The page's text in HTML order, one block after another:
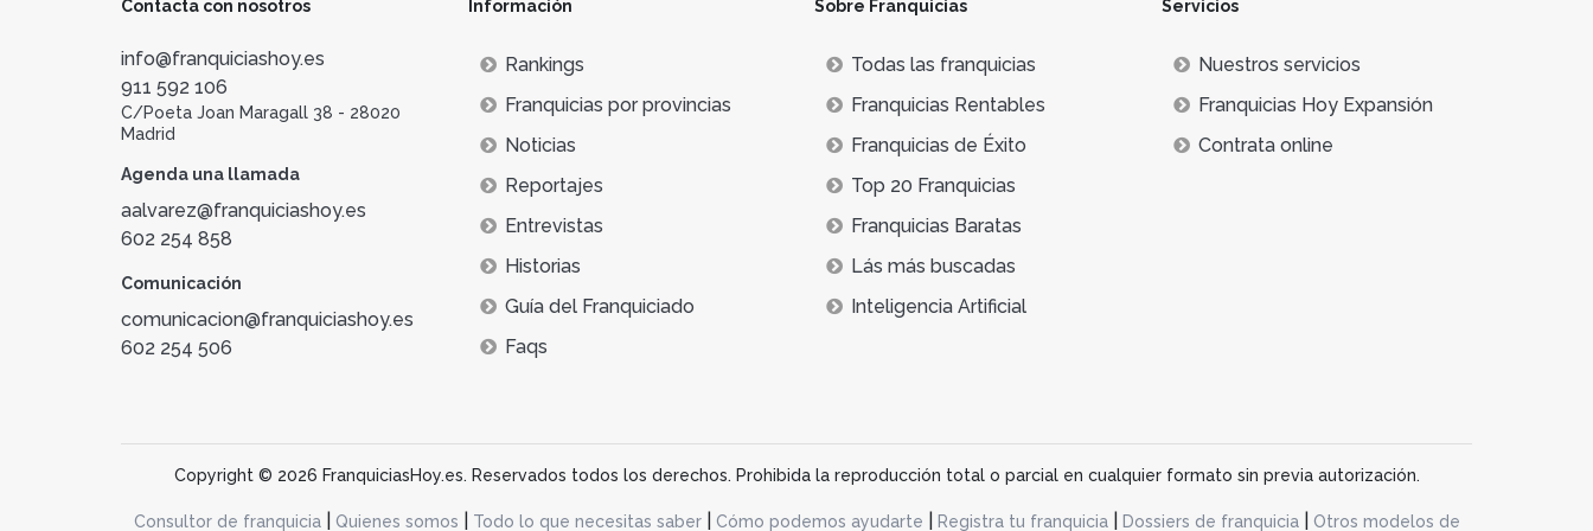
Contacta con nosotros
info@franquiciashoy.es
911 592 106
C/Poeta Joan Maragall 38 - 28020
Madrid
Agenda una llamada
aalvarez@franquiciashoy.es
602 254 858
Comunicación
comunicacion@franquiciashoy.es
602 254 506
Información
Rankings
Franquicias por provincias
Noticias
Reportajes
Entrevistas
Historias
Guía del Franquiciado
Faqs
Sobre Franquicias
Todas las franquicias
Franquicias Rentables
Franquicias de Éxito
Top 20 Franquicias
Franquicias Baratas
Lás más buscadas
Inteligencia Artificial
Servicios
Nuestros servicios
Franquicias Hoy Expansión
Contrata online
Copyright © 2026 FranquiciasHoy.es. Reservados todos los derechos. Prohibida la reproducción total o parcial en cualquier formato sin previa autorización.
Consultor de franquicia| Quienes somos Todo lo que necesitas saber| Cómo podemos ayudarte Registra tu franquicia| Dossiers de franquicia| Otros modelos de